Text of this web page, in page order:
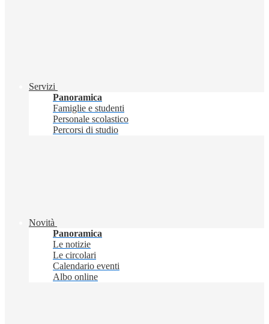
Servizi
Panoramica
Famiglie e studenti
Personale scolastico
Percorsi di studio
Novità
Panoramica
Le notizie
Le circolari
Calendario eventi
Albo online